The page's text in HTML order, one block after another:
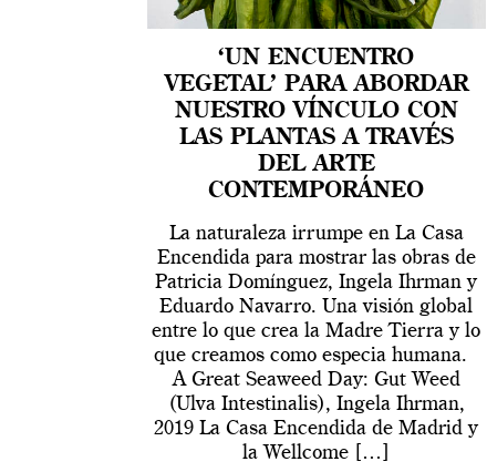
‘UN ENCUENTRO
VEGETAL’ PARA ABORDAR
NUESTRO VÍNCULO CON
LAS PLANTAS A TRAVÉS
DEL ARTE
CONTEMPORÁNEO
La naturaleza irrumpe en La Casa
Encendida para mostrar las obras de
Patricia Domínguez, Ingela Ihrman y
Eduardo Navarro. Una visión global
entre lo que crea la Madre Tierra y lo
que creamos como especia humana.
A Great Seaweed Day: Gut Weed
(Ulva Intestinalis), Ingela Ihrman,
2019 La Casa Encendida de Madrid y
la Wellcome […]